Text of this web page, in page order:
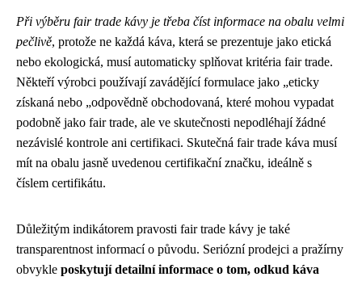
Při výběru fair trade kávy je třeba číst informace na obalu velmi
pečlivě, protože ne každá káva, která se prezentuje jako etická
nebo ekologická, musí automaticky splňovat kritéria fair trade.
Někteří výrobci používají zavádějící formulace jako „eticky
získaná nebo „odpovědně obchodovaná, které mohou vypadat
podobně jako fair trade, ale ve skutečnosti nepodléhají žádné
nezávislé kontrole ani certifikaci. Skutečná fair trade káva musí
mít na obalu jasně uvedenou certifikační značku, ideálně s
číslem certifikátu.
Důležitým indikátorem pravosti fair trade kávy je také
transparentnost informací o původu. Seriózní prodejci a pražírny
obvykle poskytují detailní informace o tom, odkud káva